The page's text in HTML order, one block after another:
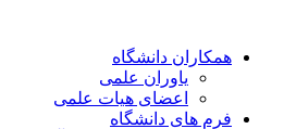
همکاران دانشگاه
یاوران علمی
اعضای هیات علمی
فرم های دانشگاه